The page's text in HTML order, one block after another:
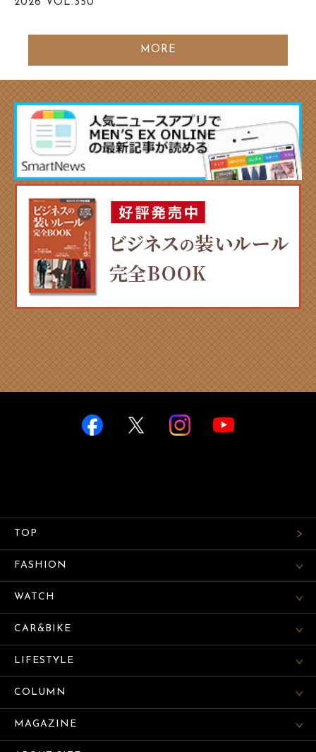
2026 VOL.350
MORE
TOP
FASHION
WATCH
CAR&BIKE
LIFESTYLE
COLUMN
MAGAZINE